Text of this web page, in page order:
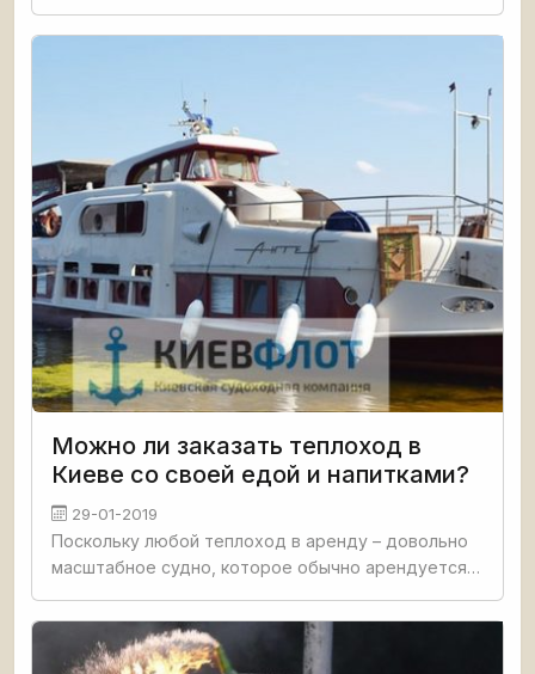
позволяет, то лучшим вариантом для подобного
Можно ли заказать теплоход в
Киеве со своей едой и напитками?
29-01-2019
Поскольку любой теплоход в аренду – довольно
масштабное судно, которое обычно арендуется
представить заказ этого транспорта без
организации питания. Питание на